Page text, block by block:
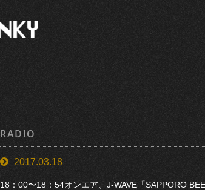
RADIO
2017.03.18
18：00〜18：54オンエア、J-WAVE「SAPPORO